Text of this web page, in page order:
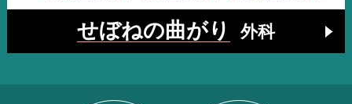
せぼねの曲がり 外科